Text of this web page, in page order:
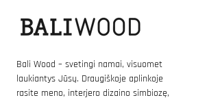
Bali Wood – svetingi namai, visuomet
laukiantys Jūsų. Draugiškoje aplinkoje
rasite meno, interjero dizaino simbiozę,